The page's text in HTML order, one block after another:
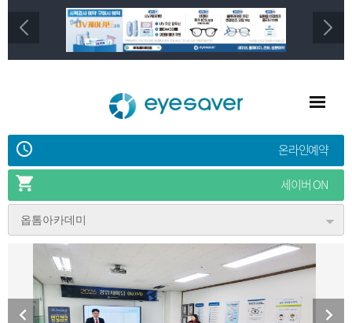
온라인예약
세이버 ON
옵톰아카데미